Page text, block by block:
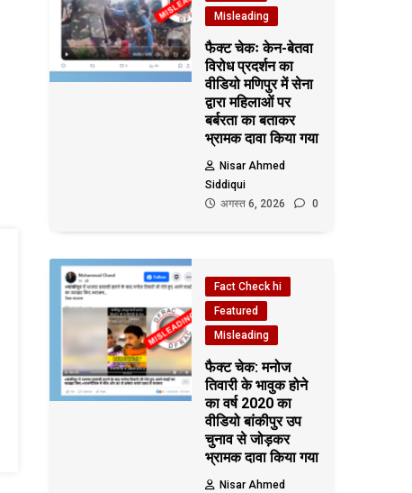
Misleading
फैक्ट चेकः केन-बेतवा
विरोध प्रदर्शन का
वीडियो मणिपुर में सेना
द्वारा महिलाओं पर
बर्बरता का बताकर
भ्रामक दावा किया गया
Nisar Ahmed
Siddiqui
अगस्त 6, 2026
0
Fact Check hi
Featured
Misleading
फैक्ट चेक: मनोज
तिवारी के भावुक होने
का वर्ष 2020 का
वीडियो बांकीपुर उप
चुनाव से जोड़कर
भ्रामक दावा किया गया
Nisar Ahmed